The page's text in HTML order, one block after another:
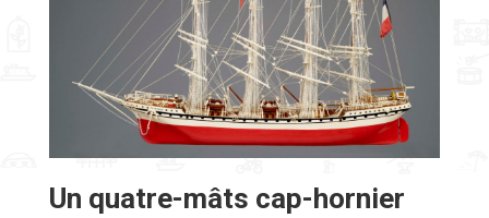
Un quatre-mâts cap-hornier